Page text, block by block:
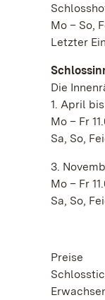
Mo – So,
Letzter
Die
1. April
Mo – Fr
Sa, So,
3.
Mo – Fr
Sa, So,
Preise